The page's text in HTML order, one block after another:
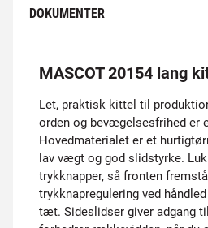
DOKUMENTER
MASCOT 20154 lang
Let, praktisk kittel til
orden og bevægelsesfrihed er
Hovedmaterialet er et
lav vægt og god slidstyrke.
trykknapper, så fronten
trykknapregulering ved
tæt. Sideslidser giver adgang